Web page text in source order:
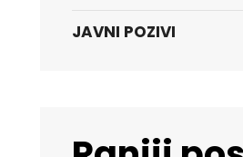
JAVNI POZIVI